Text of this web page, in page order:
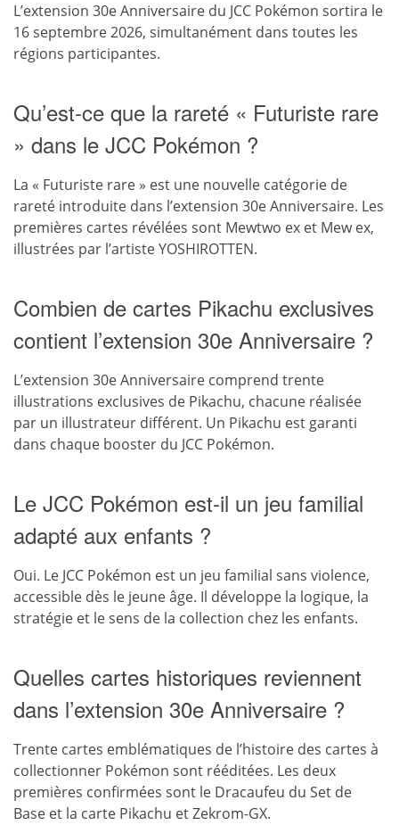
L’extension 30e Anniversaire du JCC Pokémon sortira le
16 septembre 2026, simultanément dans toutes les
régions participantes.
Qu’est-ce que la rareté « Futuriste rare
» dans le JCC Pokémon ?
La « Futuriste rare » est une nouvelle catégorie de
rareté introduite dans l’extension 30e Anniversaire. Les
premières cartes révélées sont Mewtwo ex et Mew ex,
illustrées par l’artiste YOSHIROTTEN.
Combien de cartes Pikachu exclusives
contient l’extension 30e Anniversaire ?
L’extension 30e Anniversaire comprend trente
illustrations exclusives de Pikachu, chacune réalisée
par un illustrateur différent. Un Pikachu est garanti
dans chaque booster du JCC Pokémon.
Le JCC Pokémon est-il un jeu familial
adapté aux enfants ?
Oui. Le JCC Pokémon est un jeu familial sans violence,
accessible dès le jeune âge. Il développe la logique, la
stratégie et le sens de la collection chez les enfants.
Quelles cartes historiques reviennent
dans l’extension 30e Anniversaire ?
Trente cartes emblématiques de l’histoire des cartes à
collectionner Pokémon sont rééditées. Les deux
premières confirmées sont le Dracaufeu du Set de
Base et la carte Pikachu et Zekrom-GX.